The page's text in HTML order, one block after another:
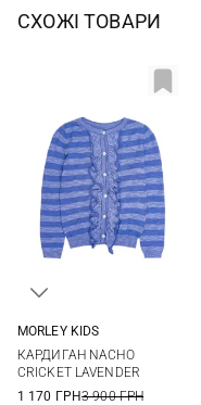
СХОЖІ ТОВАРИ
8
10 12
MORLEY KIDS
КАРДИГАН NACHO
CRICKET LAVENDER
1 170 ГРН3 900 ГРН